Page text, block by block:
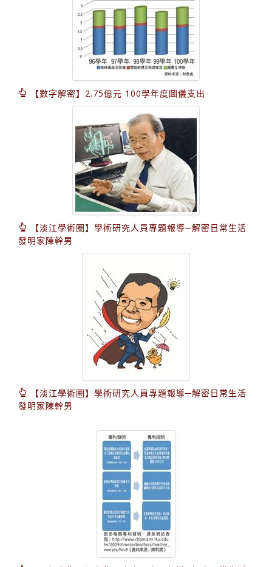
【數字解密】2.75億元 100學年度圖儀支出
【淡江學術圈】學術研究人員專題報導─解密日常生活
發明家陳幹男
【淡江學術圈】學術研究人員專題報導─解密日常生活
發明家陳幹男